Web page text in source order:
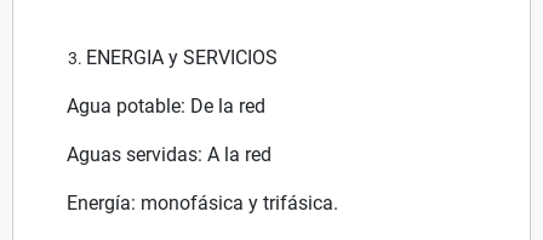
ENERGIA y SERVICIOS
Agua potable: De la red
Aguas servidas: A la red
Energía: monofásica y trifásica.